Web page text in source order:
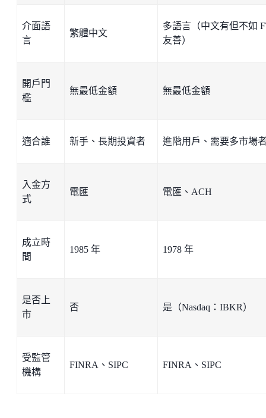
介面語
言
繁體中文
多語言（中文有但不如
友善）
開戶門
檻
無最低金額 無最低金額
適合誰 新手、長期投資者 進階用戶、需要多市場
入金方
式
電匯 電匯、ACH
成立時
間
1985 年 1978 年
是否上
市
否 是（Nasdaq：IBKR）
受監管
機構
FINRA、SIPC FINRA、SIPC